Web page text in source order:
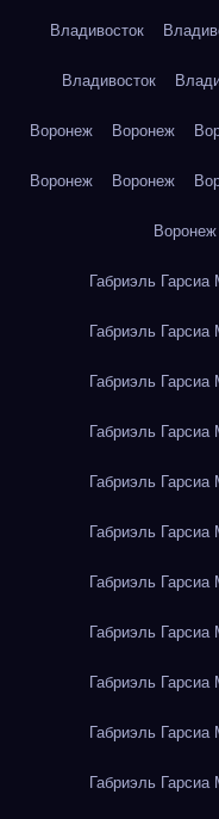
Владивосток
Владивосток
Воронеж Воронеж
Воронеж Воронеж
Воронеж
Габриэль
Габриэль
Габриэль
Габриэль
Габриэль
Габриэль
Габриэль
Габриэль
Габриэль
Габриэль
Габриэль